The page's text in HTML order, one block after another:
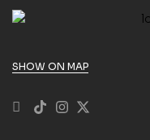
SHOW ON MAP